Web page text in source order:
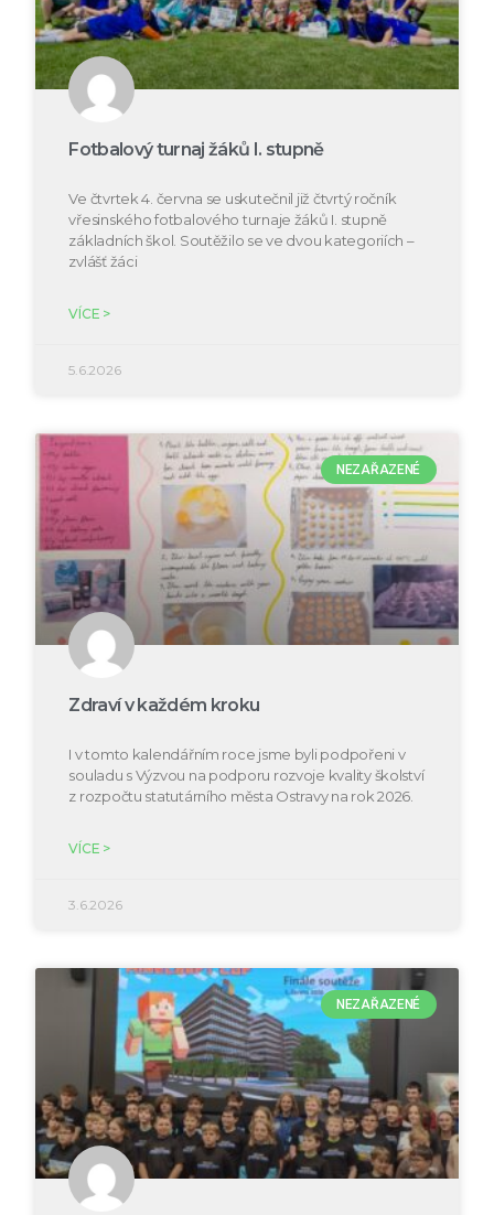
Fotbalový turnaj žáků I. stupně
Ve čtvrtek 4. června se uskutečnil již čtvrtý ročník
vřesinského fotbalového turnaje žáků I. stupně
základních škol. Soutěžilo se ve dvou kategoriích –
zvlášť žáci
VÍCE >
5.6.2026
NEZAŘAZENÉ
Zdraví v každém kroku
I v tomto kalendářním roce jsme byli podpořeni v
souladu s Výzvou na podporu rozvoje kvality školství
z rozpočtu statutárního města Ostravy na rok 2026.
VÍCE >
3.6.2026
NEZAŘAZENÉ